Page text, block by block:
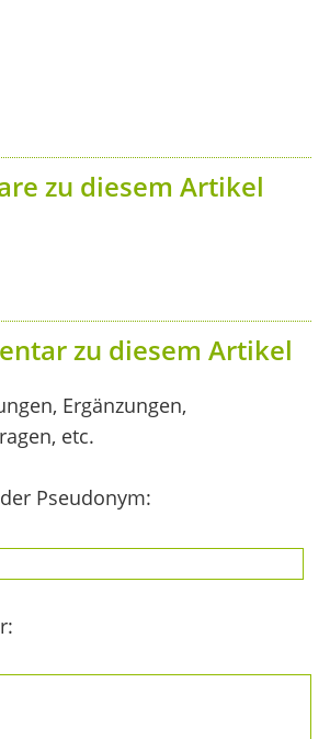
zu diesem Artikel
zu diesem Artikel
Ergänzungen,
etc.
Pseudonym: